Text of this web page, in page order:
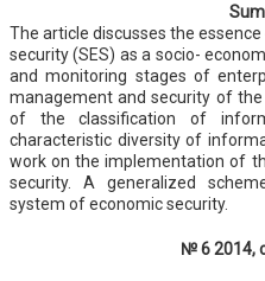
The article discusses the
security (SES) as a socio-
and monitoring stages of
management and security of
of the classification of
characteristic diversity of
work on the implementation of
security. A generalized
system of economic security.
№ 6 2014,